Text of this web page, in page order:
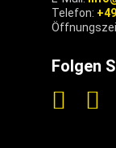
Telefon:
Folgen